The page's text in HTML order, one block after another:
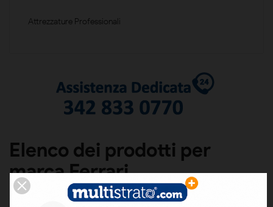
Attrezzature Professionali
Elenco dei prodotti per
marca Ferrari